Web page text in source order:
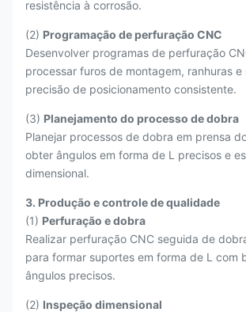
resistência à corrosão.
(2) Programação de perfuração CNC
Desenvolver programas de perfuração
processar furos de montagem, ranhuras e
precisão de posicionamento consistente.
(3) Planejamento do processo de dobra
Planejar processos de dobra em prensa
obter ângulos em forma de L precisos e
dimensional.
3. Produção e controle de qualidade
(1) Perfuração e dobra
Realizar perfuração CNC seguida de
para formar suportes em forma de L com
ângulos precisos.
(2) Inspeção dimensional